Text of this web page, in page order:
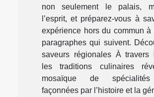
non seulement le palais,
l’esprit, et préparez-vous à
expérience hors du commun à
paragraphes qui suivent.
saveurs régionales À travers
les traditions culinaires
mosaïque de
façonnées par l’histoire et la